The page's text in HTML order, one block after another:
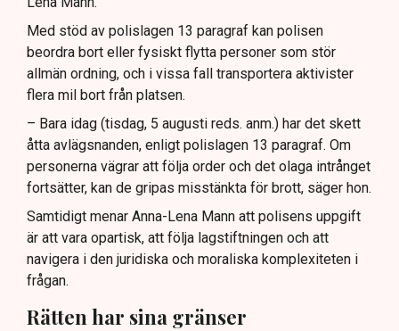
Med stöd av polislagen 13 paragraf kan polisen
beordra bort eller fysiskt flytta personer som stör
allmän ordning, och i vissa fall transportera aktivister
flera mil bort från platsen.
– Bara idag (tisdag, 5 augusti reds. anm.) har det skett
åtta avlägsnanden, enligt polislagen 13 paragraf. Om
personerna vägrar att följa order och det olaga intrånget
fortsätter, kan de gripas misstänkta för brott, säger hon.
Samtidigt menar Anna-Lena Mann att polisens uppgift
är att vara opartisk, att följa lagstiftningen och att
navigera i den juridiska och moraliska komplexiteten i
frågan.
Rätten har sina gränser